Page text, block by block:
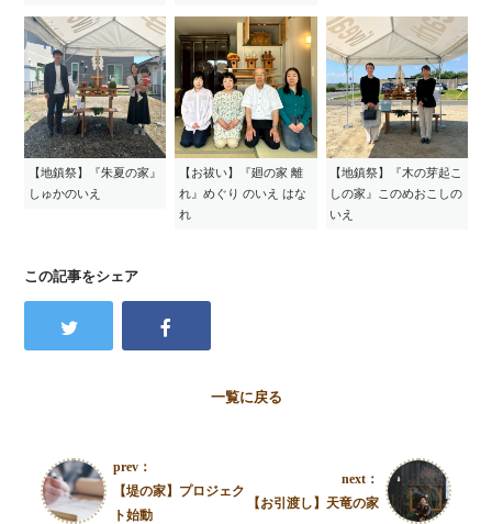
【地鎮祭】『朱夏の家』
しゅかのいえ
【お祓い】『廻の家 離
れ』めぐり のいえ はな
れ
【地鎮祭】『木の芽起こ
しの家』このめおこしの
いえ
この記事をシェア
一覧に戻る
prev：
【堤の家】プロジェク
ト始動
next：
【お引渡し】天竜の家